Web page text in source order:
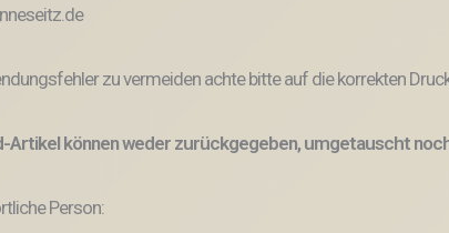
zu vermeiden achte bitte auf die korrekten
Artikel können weder zurückgegeben, umgetauscht
Person: